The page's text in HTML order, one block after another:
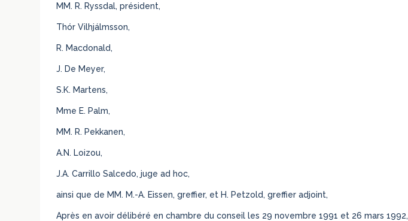
MM. R. Ryssdal, président,
Thór Vilhjálmsson,
R. Macdonald,
J. De Meyer,
S.K. Martens,
Mme E. Palm,
MM. R. Pekkanen,
A.N. Loizou,
J.A. Carrillo Salcedo, juge ad hoc,
ainsi que de MM. M.-A. Eissen, greffier, et H. Petzold, greffier adjoint,
Après en avoir délibéré en chambre du conseil les 29 novembre 1991 et 26 mars 1992,